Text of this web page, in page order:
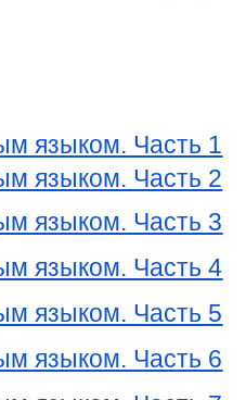
языком. Часть 1
языком. Часть 2
языком. Часть 3
языком. Часть 4
языком. Часть 5
языком. Часть 6